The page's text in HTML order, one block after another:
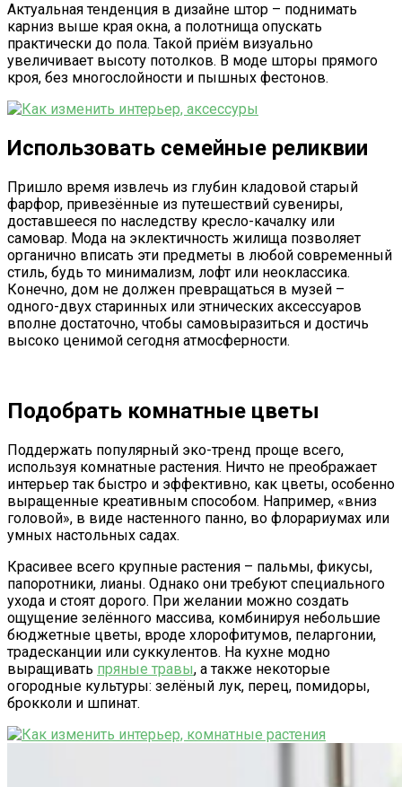
Актуальная тенденция в дизайне штор – поднимать
карниз выше края окна, а полотнища опускать
практически до пола. Такой приём визуально
увеличивает высоту потолков. В моде шторы прямого
кроя, без многослойности и пышных фестонов.
Использовать семейные реликвии
Пришло время извлечь из глубин кладовой старый
фарфор, привезённые из путешествий сувениры,
доставшееся по наследству кресло-качалку или
самовар. Мода на эклектичность жилища позволяет
органично вписать эти предметы в любой современный
стиль, будь то минимализм, лофт или неоклассика.
Конечно, дом не должен превращаться в музей –
одного-двух старинных или этнических аксессуаров
вполне достаточно, чтобы самовыразиться и достичь
высоко ценимой сегодня атмосферности.
Подобрать комнатные цветы
Поддержать популярный эко-тренд проще всего,
используя комнатные растения. Ничто не преображает
интерьер так быстро и эффективно, как цветы, особенно
выращенные креативным способом. Например, «вниз
головой», в виде настенного панно, во флорариумах или
умных настольных садах.
Красивее всего крупные растения – пальмы, фикусы,
папоротники, лианы. Однако они требуют специального
ухода и стоят дорого. При желании можно создать
ощущение зелённого массива, комбинируя небольшие
бюджетные цветы, вроде хлорофитумов, пеларгонии,
традесканции или суккулентов. На кухне модно
выращивать пряные травы, а также некоторые
огородные культуры: зелёный лук, перец, помидоры,
брокколи и шпинат.